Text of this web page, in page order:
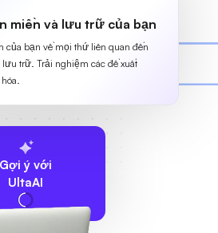
miền và lưu trữ của bạn
của bạn về mọi thứ liên quan đến
trữ. Trải nghiệm các đề xuất
Gợi ý với
UltaAI